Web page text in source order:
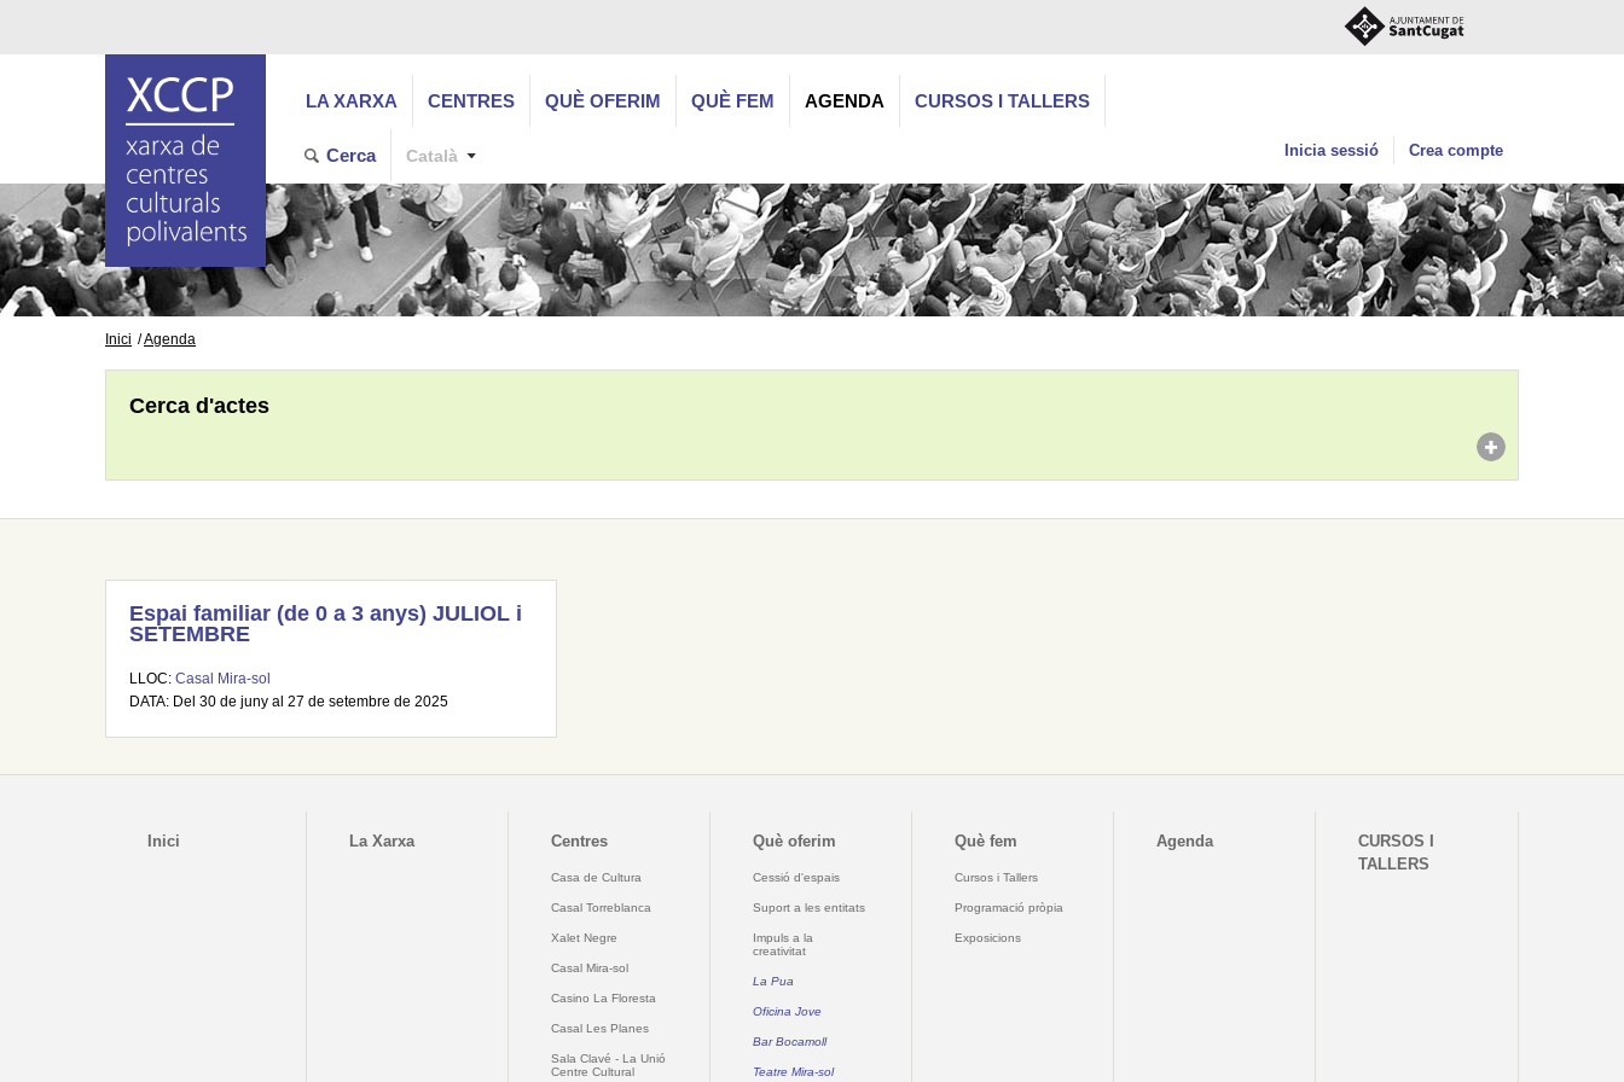
LA XARXA CENTRES QUÈ OFERIM QUÈ FEM AGENDA CURSOS I TALLERS
Cerca Català Inicia sessió Crea compte
Inici Agenda
Cerca d'actes
Espai familiar (de 0 a 3 anys) JULIOL i
SETEMBRE
LLOC: Casal Mira-sol
DATA: Del 30 de juny al 27 de setembre de 2025
Inici La Xarxa Centres
Casa de Cultura
Casal Torreblanca
Xalet Negre
Casal Mira-sol
Casino La Floresta
Casal Les Planes
Sala Clavé - La Unió
Centre Cultural
Què oferim
Cessió d'espais
Suport a les entitats
Impuls a la
creativitat
La Pua
Oficina Jove
Bar Bocamoll
Teatre Mira-sol
Què fem
Cursos i Tallers
Programació pròpia
Exposicions
Agenda
CURSOS I
TALLERS